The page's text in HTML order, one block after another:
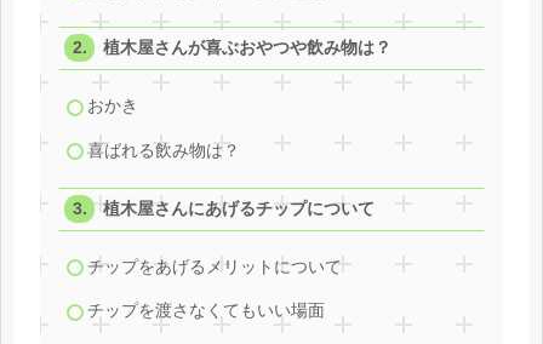
植木屋さんが喜ぶおやつや飲み物は？
おかき
喜ばれる飲み物は？
植木屋さんにあげるチップについて
チップをあげるメリットについて
チップを渡さなくてもいい場面